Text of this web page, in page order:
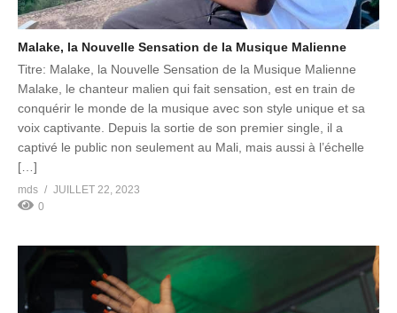
Malake, la Nouvelle Sensation de la Musique Malienne
Titre: Malake, la Nouvelle Sensation de la Musique Malienne
Malake, le chanteur malien qui fait sensation, est en train de
conquérir le monde de la musique avec son style unique et sa
voix captivante. Depuis la sortie de son premier single, il a
captivé le public non seulement au Mali, mais aussi à l’échelle
[…]
mds
JUILLET 22, 2023
0